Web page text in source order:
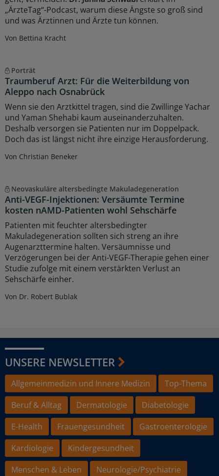
„ÄrzteTag“-Podcast, warum diese Ängste so groß sind
und was Ärztinnen und Ärzte tun können.
Von Bettina Kracht
Porträt
Traumberuf Arzt: Für die Weiterbildung von
Aleppo nach Osnabrück
Wenn sie den Arztkittel tragen, sind die Zwillinge Yachar
und Yaman Shehabi kaum auseinanderzuhalten.
Deshalb versorgen sie Patienten nur im Doppelpack.
Doch das ist längst nicht ihre einzige Herausforderung.
Von Christian Beneker
Neovaskuläre altersbedingte Makuladegeneration
Anti-VEGF-Injektionen: Versäumte Termine
kosten nAMD-Patienten wohl Sehschärfe
Patienten mit feuchter altersbedingter
Makuladegeneration sollten sich streng an ihre
Augenarzttermine halten. Versäumnisse und
Verzögerungen bei der Anti-VEGF-Therapie gehen einer
Studie zufolge mit einem verstärkten Verlust an
Sehschärfe einher.
Von Dr. Robert Bublak
UNSERE NEWSLETTER
Allgemeinmedizin und Innere Medizin
Top-Thema
Beruf & Alltag
Dermatologie
Diabetologie
E-Health
Frauengesundheit
Gastroenterologie
Kardiologie
Kindergesundheit
Menschen & Leben
Neurologie/Psychiatrie